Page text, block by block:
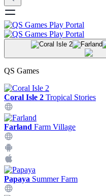
QS Games
Coral Isle 2 Tropical Stories
Farland Farm Village
Papaya Summer Farm